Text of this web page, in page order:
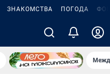
ЗНАКОМСТВА ПОГОДА